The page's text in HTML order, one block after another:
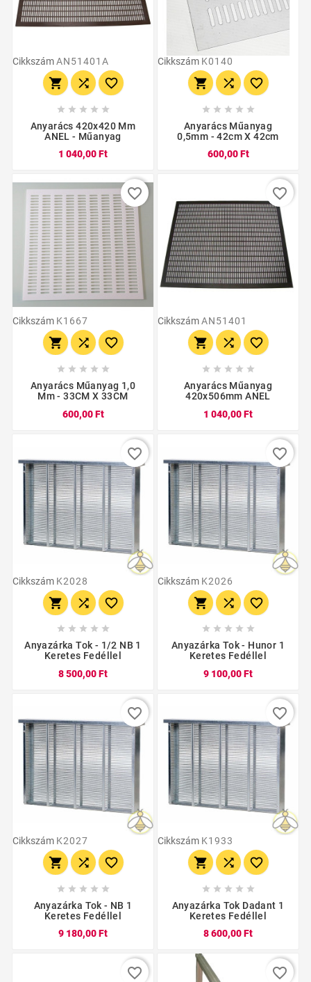
CikkszámAN51401A
  
    
Anyarács 420x420 Mm
ANEL - Műanyag
1 040,00 Ft
Cikkszám K0140
  
    
Anyarács Műanyag
0,5mm - 42cm X 42cm
600,00 Ft
Cikkszám K1667
  
    
Anyarács Műanyag 1,0
Mm - 33CM X 33CM
600,00 Ft
favorite_border
CikkszámAN51401
  
    
Anyarács Műanyag
420x506mm ANEL
1 040,00 Ft
favorite_border
Cikkszám K2028
  
    
Anyazárka Tok - 1/2 NB 1
Keretes Fedéllel
8 500,00 Ft
favorite_border
Cikkszám K2026
  
    
Anyazárka Tok - Hunor 1
Keretes Fedéllel
9 100,00 Ft
favorite_border
Cikkszám K2027
  
    
Anyazárka Tok - NB 1
Keretes Fedéllel
9 180,00 Ft
favorite_border
Cikkszám K1933
  
    
Anyazárka Tok Dadant 1
Keretes Fedéllel
8 600,00 Ft
favorite_border
favorite_border favorite_border